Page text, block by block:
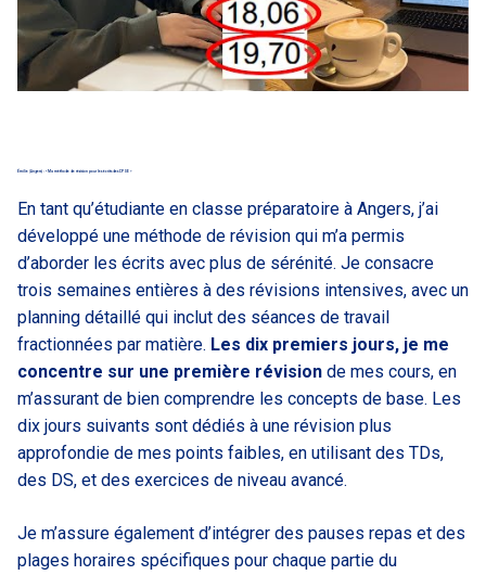
Émilie (Angers) : « Ma méthode de révision pour les écrits des CPGE »
En tant qu’étudiante en classe préparatoire à Angers, j’ai
développé une méthode de révision qui m’a permis
d’aborder les écrits avec plus de sérénité. Je consacre
trois semaines entières à des révisions intensives, avec un
planning détaillé qui inclut des séances de travail
fractionnées par matière. Les dix premiers jours, je me
concentre sur une première révision de mes cours, en
m’assurant de bien comprendre les concepts de base. Les
dix jours suivants sont dédiés à une révision plus
approfondie de mes points faibles, en utilisant des TDs,
des DS, et des exercices de niveau avancé.
Je m’assure également d’intégrer des pauses repas et des
plages horaires spécifiques pour chaque partie du